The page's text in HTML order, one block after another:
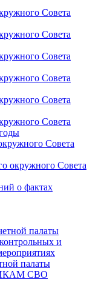
Совета
Совета
Совета
Совета
Совета
Совета
Совета
окружного Совета
о фактах
палаты
и
палаты
СВО